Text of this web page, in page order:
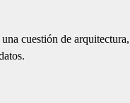
cuestión de